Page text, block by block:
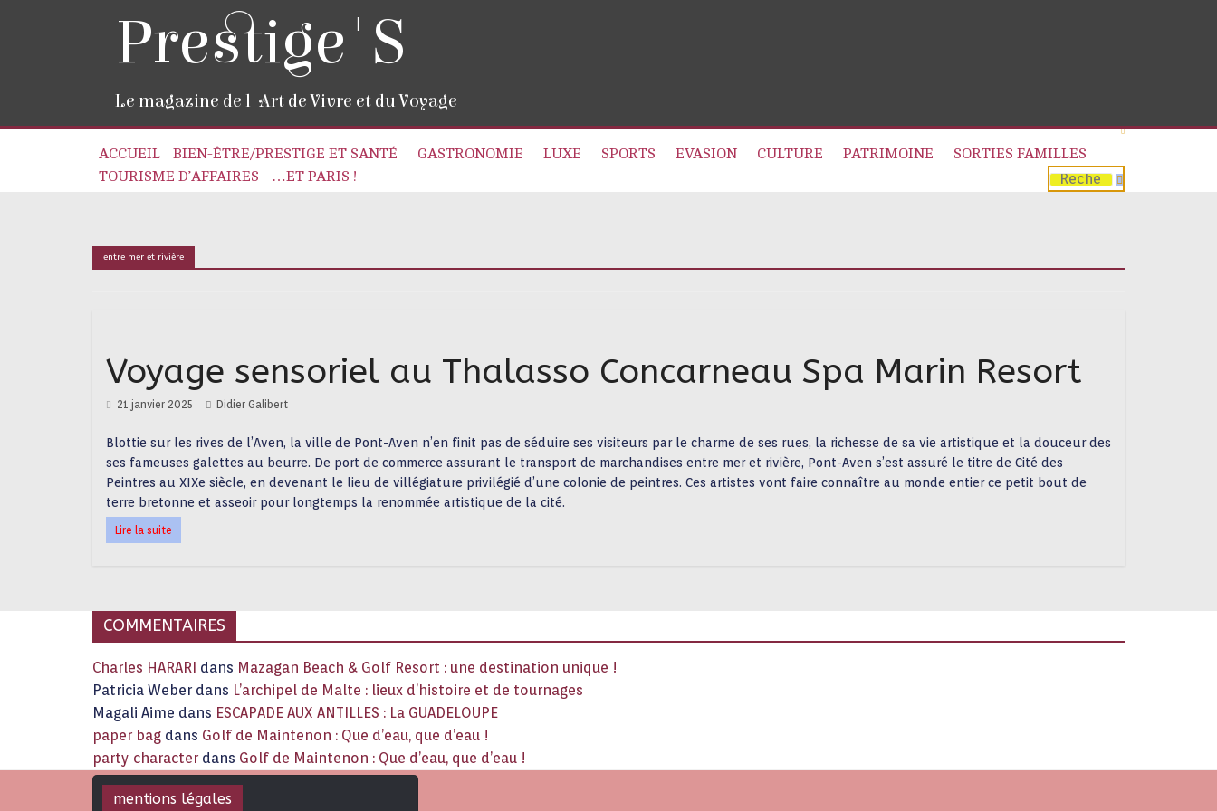
Prestige'S
Le magazine de l'Art de Vivre et du Voyage
ACCUEIL BIEN-ÊTRE/PRESTIGE ET SANTÉ GASTRONOMIE LUXE SPORTS EVASION CULTURE PATRIMOINE
SORTIES FAMILLES
TOURISME D’AFFAIRES
…ET PARIS !
entre mer et rivière
Voyage sensoriel au Thalasso Concarneau Spa Marin Resort
21 janvier 2025 Didier Galibert
Blottie sur les rives de l’Aven, la ville de Pont-Aven n’en finit pas de séduire ses visiteurs par le charme de ses rues, la richesse de sa vie artistique et la douceur des
ses fameuses galettes au beurre. De port de commerce assurant le transport de marchandises entre mer et rivière, Pont-Aven s’est assuré le titre de Cité des
Peintres au XIXe siècle, en devenant le lieu de villégiature privilégié d’une colonie de peintres. Ces artistes vont faire connaître au monde entier ce petit bout de
terre bretonne et asseoir pour longtemps la renommée artistique de la cité.
Lire la suite
COMMENTAIRES
Charles HARARI dans Mazagan Beach & Golf Resort : une destination unique !
Patricia Weber dans L’archipel de Malte : lieux d’histoire et de tournages
Magali Aime dans ESCAPADE AUX ANTILLES : La GUADELOUPE
paper bag dans Golf de Maintenon : Que d’eau, que d’eau !
party character dans Golf de Maintenon : Que d’eau, que d’eau !
mentions légales